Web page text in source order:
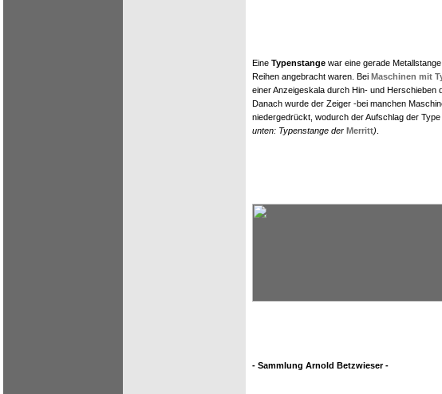
Eine Typenstange war eine gerade
Reihen angebracht waren. Bei Maschinen mit
einer Anzeigeskala durch Hin- und Herschieben
Danach wurde der Zeiger -bei manchen
niedergedrückt, wodurch der Aufschlag der
unten: Typenstange der Merritt)
- Sammlung Arnold Betzwieser -